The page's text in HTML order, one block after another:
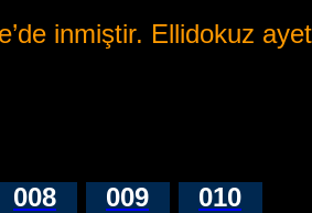
inmiştir. Ellidokuz
008 009
010